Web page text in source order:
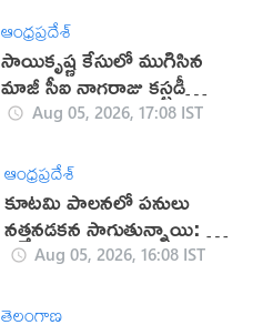
ఆంధ్రప్రదేశ్
సాయికృష్ణ కేసులో ముగిసిన
మాజీ సీఐ నాగరాజు కస్టడీ
విచారణ
Aug 05, 2026, 17:08 IST
ఆంధ్రప్రదేశ్
కూటమి పాలనలో పనులు
నత్తనడకన సాగుతున్నాయి: కాసు
మహేశ్ రెడ్డి
Aug 05, 2026, 16:08 IST
తెలంగాణ